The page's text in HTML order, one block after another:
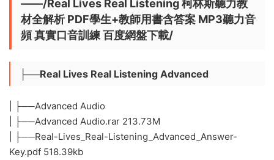
——/Real Lives Real Listening 柯林斯聽力教
材全解析 PDF學生+教師用書含答案 MP3聽力音
頻 真實口音訓練 百度網盤下載/
├──Real Lives Real Listening Advanced
| ├──Advanced Audio
| ├──Advanced Audio.rar 213.73M
| ├──Real-Lives_Real-Listening_Advanced_Answer-
Key.pdf 518.39kb